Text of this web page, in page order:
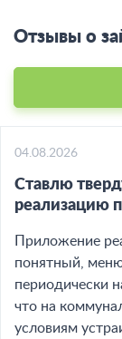
Отзывы о
04.08.2026
Ставлю
реализацию
Приложение
понятный,
периодически
что на
условиям